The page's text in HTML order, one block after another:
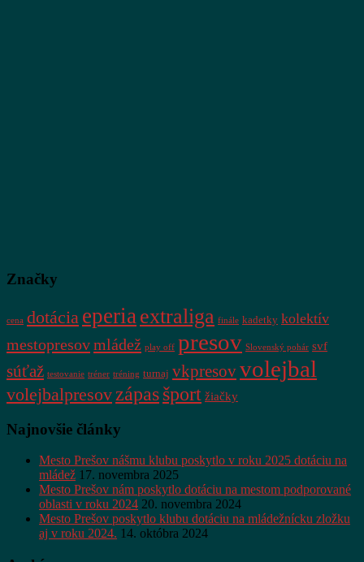
Značky
cena dotácia eperiaextraliga finále kadetky kolektív
mestopresovmládež play off presov Slovenský pohár svf
súťaž testovanie tréner tréning turnaj vkpresovvolejbal
volejbalpresov zápasšport žiačky
Najnovšie články
Mesto Prešov nášmu klubu poskytlo v roku 2025 dotáciu na
mládež 17. novembra 2025
Mesto Prešov nám poskytlo dotáciu na mestom podporované
oblasti v roku 2024 20. novembra 2024
Mesto Prešov poskytlo klubu dotáciu na mládežnícku zložku
aj v roku 2024. 14. októbra 2024